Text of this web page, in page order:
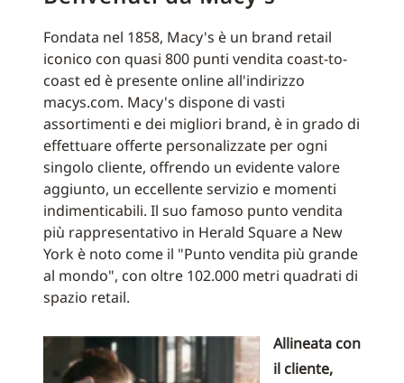
Fondata nel 1858, Macy's è un brand retail
iconico con quasi 800 punti vendita coast-to-
coast ed è presente online all'indirizzo
macys.com. Macy's dispone di vasti
assortimenti e dei migliori brand, è in grado di
effettuare offerte personalizzate per ogni
singolo cliente, offrendo un evidente valore
aggiunto, un eccellente servizio e momenti
indimenticabili. Il suo famoso punto vendita
più rappresentativo in Herald Square a New
York è noto come il "Punto vendita più grande
al mondo", con oltre 102.000 metri quadrati di
spazio retail.
Allineata con
il cliente,